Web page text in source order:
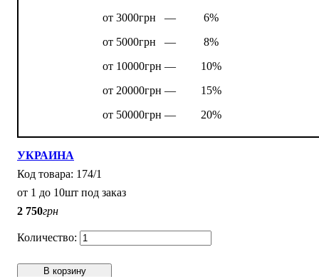
от 3000грн —
6%
от 5000грн —
8%
от 10000грн —
10%
от 20000грн —
15%
от 50000грн —
20%
УКРАИНА
174/1
от 1 до 10шт под заказ
2 750грн
В корзину